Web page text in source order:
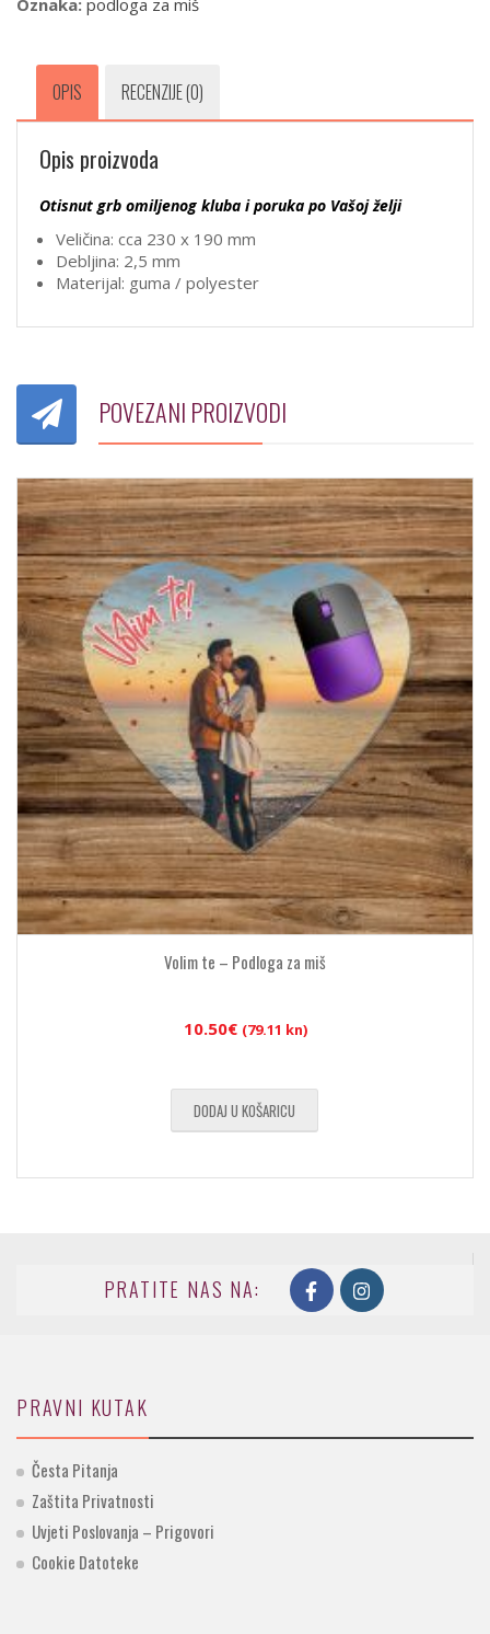
OPIS RECENZIJE (0)
Opis proizvoda
Otisnut grb omiljenog kluba i poruka po Vašoj želji
Veličina: cca 230 x 190 mm
Debljina: 2,5 mm
Materijal: guma / polyester
POVEZANI PROIZVODI
Volim te – Podloga za miš
10.50€ (79.11 kn)
DODAJ U KOŠARICU
PRATITE NAS NA:
PRAVNI KUTAK
Česta Pitanja
Zaštita Privatnosti
Uvjeti Poslovanja – Prigovori
Cookie Datoteke